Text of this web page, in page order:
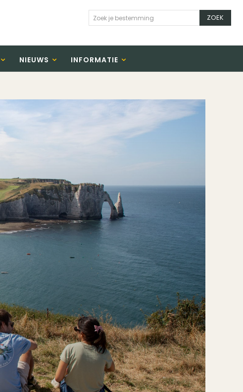
Zoek je bestemming ZOEK
NIEUWS INFORMATIE